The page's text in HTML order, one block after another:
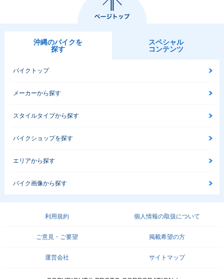
沖縄のバイクを
探す
スペシャル
コンテンツ
バイクトップ
メーカーから探す
スタイルタイプから探す
バイクショップを探す
エリアから探す
バイク画像から探す
利用規約 個人情報の取扱について
ご意見・ご要望 掲載希望の方
運営会社 サイトマップ